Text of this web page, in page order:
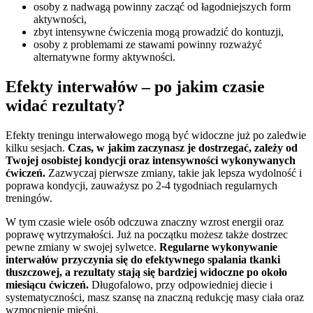
osoby z nadwagą powinny zacząć od łagodniejszych form
aktywności,
zbyt intensywne ćwiczenia mogą prowadzić do kontuzji,
osoby z problemami ze stawami powinny rozważyć
alternatywne formy aktywności.
Efekty interwałów – po jakim czasie
widać rezultaty?
Efekty treningu interwałowego mogą być widoczne już po zaledwie
kilku sesjach. Czas, w jakim zaczynasz je dostrzegać, zależy od
Twojej osobistej kondycji oraz intensywności wykonywanych
ćwiczeń. Zazwyczaj pierwsze zmiany, takie jak lepsza wydolność i
poprawa kondycji, zauważysz po 2-4 tygodniach regularnych
treningów.
W tym czasie wiele osób odczuwa znaczny wzrost energii oraz
poprawę wytrzymałości. Już na początku możesz także dostrzec
pewne zmiany w swojej sylwetce. Regularne wykonywanie
interwałów przyczynia się do efektywnego spalania tkanki
tłuszczowej, a rezultaty stają się bardziej widoczne po około
miesiącu ćwiczeń. Długofalowo, przy odpowiedniej diecie i
systematyczności, masz szansę na znaczną redukcję masy ciała oraz
wzmocnienie mięśni.